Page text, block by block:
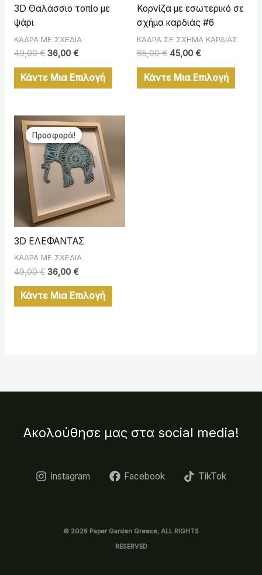
3D Θαλάσσιο τοπίο με
ψάρι
ΚΑΔΡΑ ΜΕ ΣΧΕΔΙΑ
49,00€ 36,00 €
Κάντε Μια Επιλογή
Κορνίζα με εσωτερικό σε
σχήμα καρδιάς #6
ΚΑΔΡΑ ΣΕ ΣΧΗΜΑ ΚΑΡΔΙΑΣ
65,00€ 45,00 €
Κάντε Μια Επιλογή
Προσφορά!
Προσφορά!
3D ΕΛΕΦΑΝΤΑΣ
ΚΑΔΡΑ ΜΕ ΣΧΕΔΙΑ
49,00€
Original
price
was:
49,00 €.
36,00 €
Η
τρέχουσα
τιμή
είναι:
36,00 €.
Κάντε Μια Επιλογή
Ακολούθησε μας στα social media!
Instagram Facebook TikTok
© 2026 Paper Garden Greece, ALL RIGHTS
RESERVED